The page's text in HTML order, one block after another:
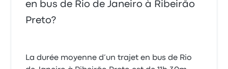
en bus de Rio de Janeiro à Ribeirão
Preto?
La durée moyenne d’un trajet en bus de Rio